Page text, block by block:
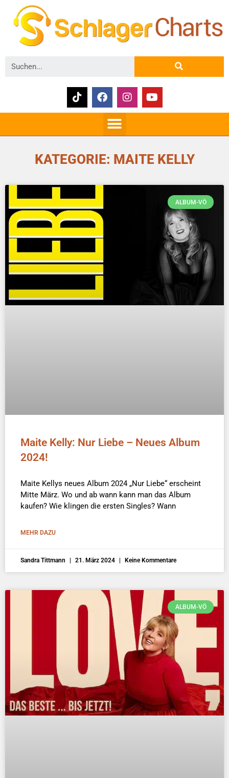
KATEGORIE: MAITE KELLY
ALBUM-VÖ
Maite Kelly: Nur Liebe – Neues Album
2024!
Maite Kellys neues Album 2024 „Nur Liebe“ erscheint
Mitte März. Wo und ab wann kann man das Album
kaufen? Wie klingen die ersten Singles? Wann
MEHR DAZU
Sandra Tittmann 21. März 2024 Keine Kommentare
ALBUM-VÖ